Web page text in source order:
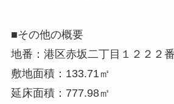
■その他の概要
地番：港区赤坂二丁目１２２２番
敷地面積：133.71㎡
延床面積：777.98㎡